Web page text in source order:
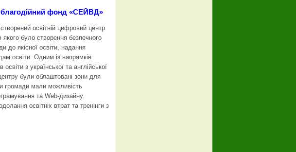
благодійний фонд «СЕЙВД»
освітній цифровий центр
було створення безпечного
до якісної освіти, надання
освіти. Одним із напрямків
з української та англійської
були облаштовані зони для
громади мали можливість
та Web-дизайну.
освітніх втрат та тренінги з